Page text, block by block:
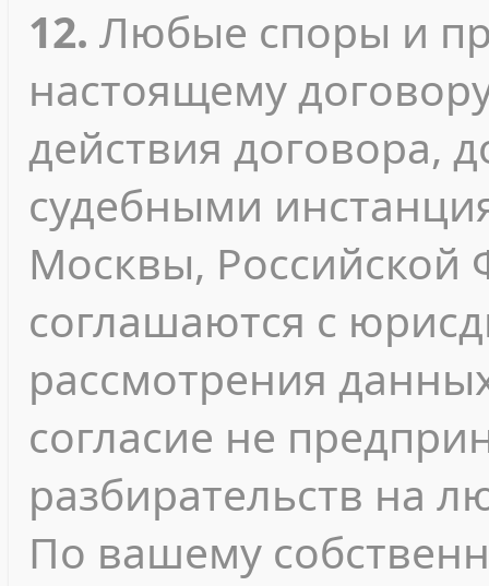
12. Любые споры и
настоящему
действия договора,
судебными
Москвы, Российской
соглашаются с
рассмотрения
согласие не
разбирательств на
По вашему